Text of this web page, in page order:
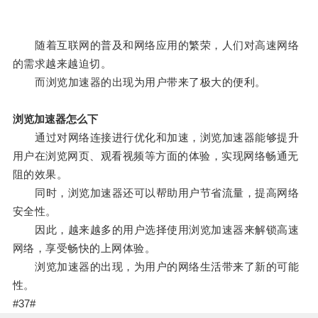
随着互联网的普及和网络应用的繁荣，人们对高速网络
的需求越来越迫切。
而浏览加速器的出现为用户带来了极大的便利。
浏览加速器怎么下
通过对网络连接进行优化和加速，浏览加速器能够提升
用户在浏览网页、观看视频等方面的体验，实现网络畅通无
阻的效果。
同时，浏览加速器还可以帮助用户节省流量，提高网络
安全性。
因此，越来越多的用户选择使用浏览加速器来解锁高速
网络，享受畅快的上网体验。
浏览加速器的出现，为用户的网络生活带来了新的可能
性。
#37#